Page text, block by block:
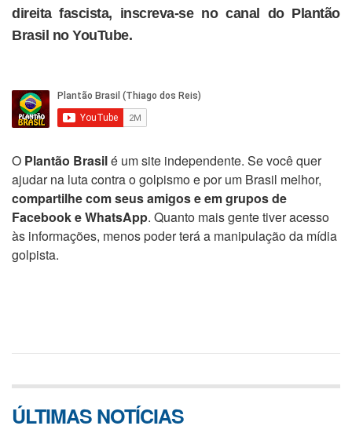
direita fascista, inscreva-se no canal do Plantão
Brasil no YouTube.
O Plantão Brasilé um site independente. Se você quer
ajudar na luta contra o golpismo e por um Brasil melhor,
compartilhe com seus amigos e em grupos de
Facebook e WhatsApp. Quanto mais gente tiver acesso
às informações, menos poder terá a manipulação da mídia
golpista.
ÚLTIMAS NOTÍCIAS